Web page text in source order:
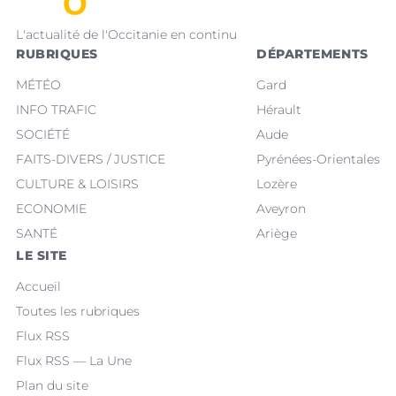
L'actualité de l'Occitanie en continu
RUBRIQUES
MÉTÉO
INFO TRAFIC
SOCIÉTÉ
FAITS-DIVERS / JUSTICE
CULTURE & LOISIRS
ECONOMIE
SANTÉ
DÉPARTEMENTS
Gard
Hérault
Aude
Pyrénées-Orientales
Lozère
Aveyron
Ariège
LE SITE
Accueil
Toutes les rubriques
Flux RSS
Flux RSS — La Une
Plan du site